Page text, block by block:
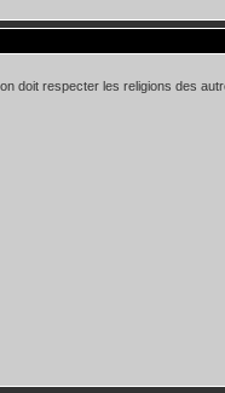
doit respecter les religions des